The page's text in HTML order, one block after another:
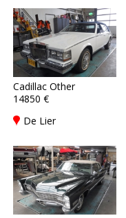
Cadillac Other
14850 €
De Lier